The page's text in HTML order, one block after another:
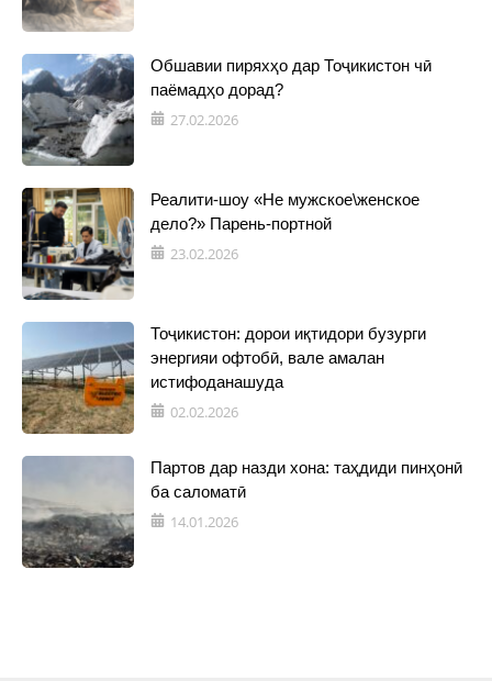
Обшавии пиряхҳо дар Тоҷикистон чӣ
паёмадҳо дорад?
27.02.2026
Реалити-шоу «Не мужское\женское
дело?» Парень-портной
23.02.2026
Тоҷикистон: дорои иқтидори бузурги
энергияи офтобӣ, вале амалан
истифоданашуда
02.02.2026
Партов дар назди хона: таҳдиди пинҳонӣ
ба саломатӣ
14.01.2026